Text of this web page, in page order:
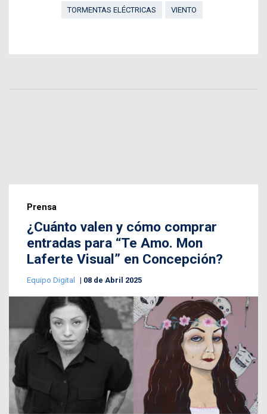
TORMENTAS ELÉCTRICAS VIENTO
Prensa
¿Cuánto valen y cómo comprar
entradas para “Te Amo. Mon
Laferte Visual” en Concepción?
Equipo Digital 08 de Abril 2025